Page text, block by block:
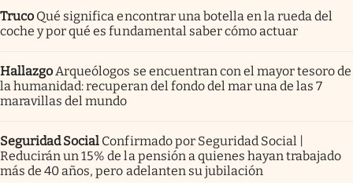
Truco Qué significa encontrar una botella en la rueda del
coche y por qué es fundamental saber cómo actuar
HallazgoArqueólogos se encuentran con el mayor tesoro de
la humanidad: recuperan del fondo del mar una de las 7
maravillas del mundo
Seguridad Social Confirmado por Seguridad Social |
Reducirán un 15% de la pensión a quienes hayan trabajado
más de 40 años, pero adelanten su jubilación